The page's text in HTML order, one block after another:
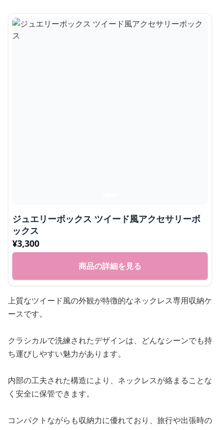
ジュエリーボックス ツイード風アクセサリーボ
ックス
¥3,300
商品の詳細を見る
上質なツイード風の外観が特徴的なネックレス専用収納ケ
ースです。
クラシカルで洗練されたデザインは、どんなシーンでも持
ち運びしやすい魅力があります。
内部の工夫された構造により、ネックレスが絡まることな
く安全に保管できます。
コンパクトながらも収納力に優れており、旅行や出張時の